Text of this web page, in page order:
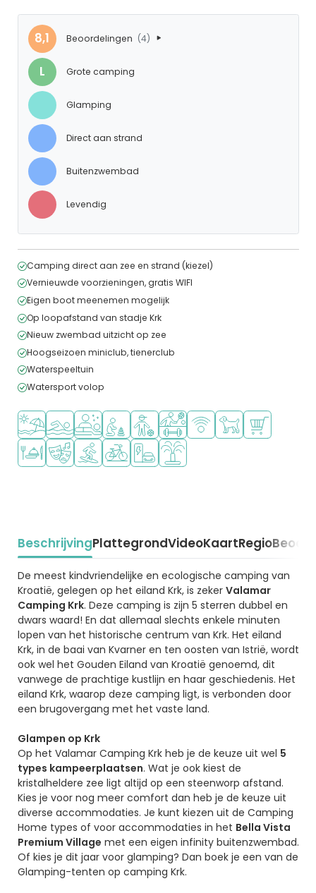
8,1 Beoordelingen (4)
L Grote camping
Glamping
Direct aan strand
Buitenzwembad
Levendig
Camping direct aan zee en strand (kiezel)
Vernieuwde voorzieningen, gratis WIFI
Eigen boot meenemen mogelijk
Op loopafstand van stadje Krk
Nieuw zwembad uitzicht op zee
Hoogseizoen miniclub, tienerclub
Waterspeeltuin
Watersport volop
Ligt bij strand en zee
Openlucht zwembad
Wellnessfaciliteiten
Aanbevolen voor jonge kinderen
Aanbevolen voor tieners
Veel mogelijkheden om te
WiFi beschikbaar
Huisdieren
Restaurant of pizzeria
Animatieprogramma
Watersportfaciliteiten
Fietsverhuur
Laadpaal elektrische auto
Waterspeeltuin
BeschrijvingPlattegrondVideoKaartRegio
Beschrijving
De meest kindvriendelijke en ecologische camping van
Kroatië, gelegen op het eiland Krk, is zeker Valamar
Camping Krk. Deze camping is zijn 5 sterren dubbel en
dwars waard! En dat allemaal slechts enkele minuten
lopen van het historische centrum van Krk. Het eiland
Krk, in de baai van Kvarner en ten oosten van Istrië, wordt
ook wel het Gouden Eiland van Kroatië genoemd, dit
vanwege de prachtige kustlijn en haar geschiedenis. Het
eiland Krk, waarop deze camping ligt, is verbonden door
een brugovergang met het vaste land.
Glampen op Krk
Op het Valamar Camping Krk heb je de keuze uit wel 5
types kampeerplaatsen. Wat je ook kiest de
kristalheldere zee ligt altijd op een steenworp afstand.
Kies je voor nog meer comfort dan heb je de keuze uit
diverse accommodaties. Je kunt kiezen uit de Camping
Home types of voor accommodaties in het Bella Vista
Premium Village met een eigen infinity buitenzwembad.
Of kies je dit jaar voor glamping? Dan boek je een van de
Glamping-tenten op camping Krk.